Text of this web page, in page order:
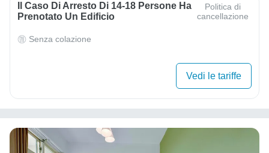
Il Caso Di Arresto Di 14-18 Persone Ha
Prenotato Un Edificio
Politica di
cancellazione
Senza colazione
Vedi le tariffe